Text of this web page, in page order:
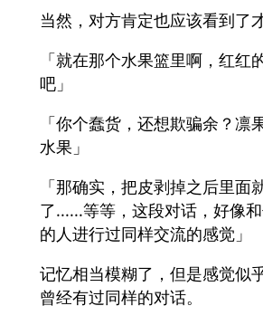
当然，对方肯定也应该看到了才
「就在那个水果篮里啊，红红
吧」
「你个蠢货，还想欺骗余？凛
水果」
「那确实，把皮剥掉之后里面
了......等等，这段对话，好像
的人进行过同样交流的感觉」
记忆相当模糊了，但是感觉似
曾经有过同样的对话。